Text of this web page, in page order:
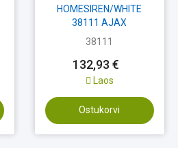
HOMESIREN/WHITE
38111 AJAX
38111
132,93 €
Laos
Ostukorvi